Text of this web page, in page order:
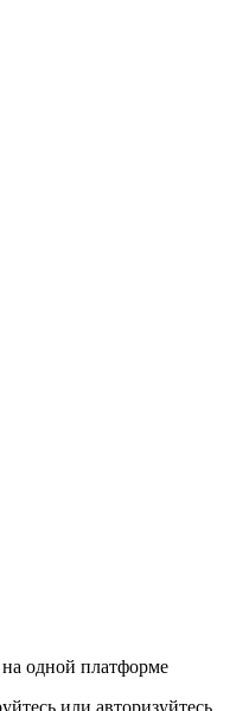
одной платформе
или авторизуйтесь